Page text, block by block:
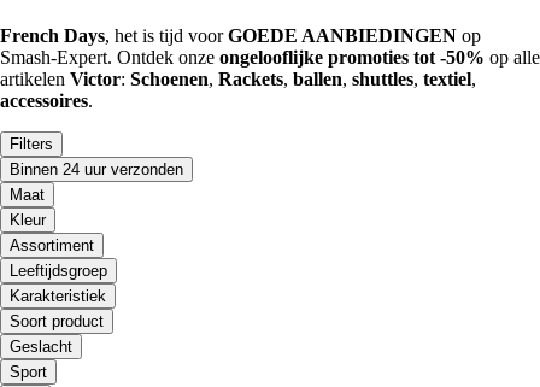
French Days, het is tijd voorGOEDE AANBIEDINGEN op
Smash-Expert. Ontdek onze ongelooflijke promoties tot -50% op alle
artikelen Victor: Schoenen, Rackets, ballen, shuttles, textiel,
accessoires.
Filters
Binnen 24 uur verzonden
Maat
Kleur
Assortiment
Leeftijdsgroep
Karakteristiek
Soort product
Geslacht
Sport